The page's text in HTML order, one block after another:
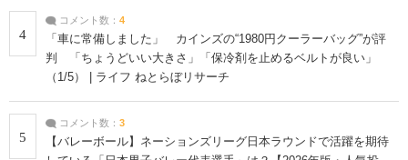
4
コメント数： 4
「車に常備しました」 カインズの“1980円クーラーバッグ”が評
判 「ちょうどいい大きさ」「保冷剤を止めるベルトが良い」
（1/5） | ライフ ねとらぼリサーチ
5
コメント数： 3
【バレーボール】ネーションズリーグ日本ラウンドで活躍を期待